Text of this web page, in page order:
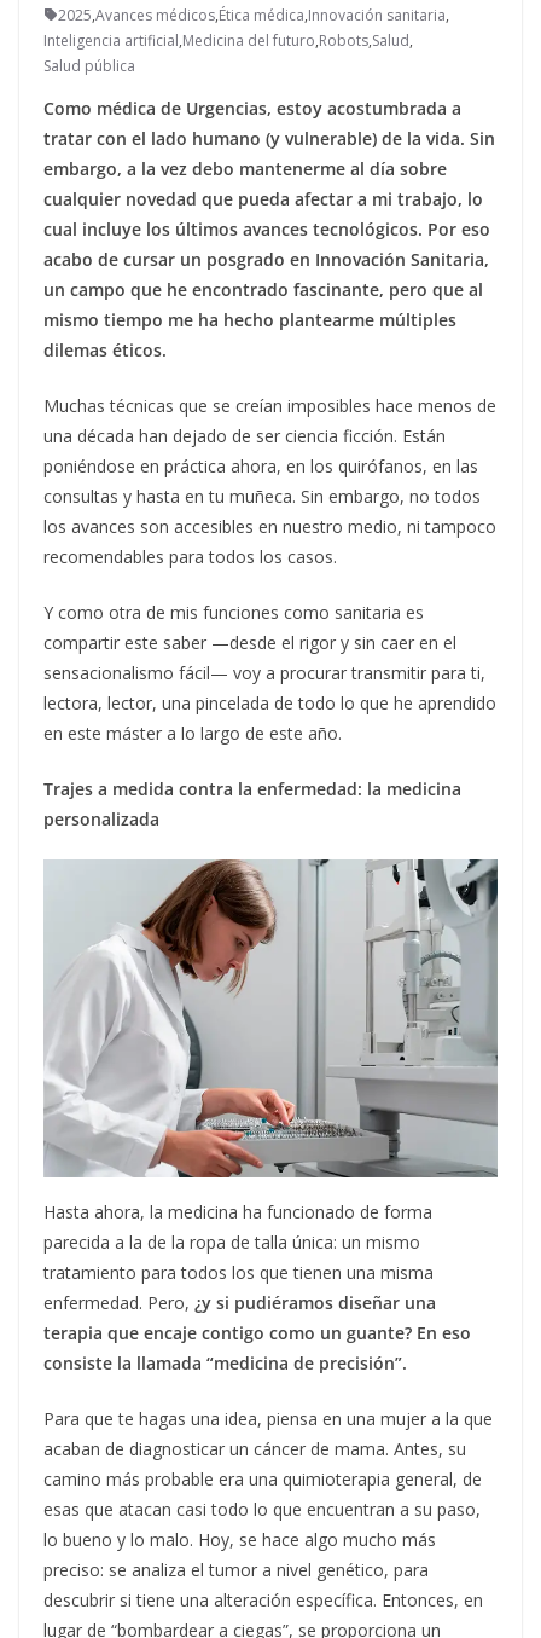
2025,Avances médicos,Ética médica,Innovación sanitaria,
Inteligencia artificial,Medicina del futuro,Robots,Salud,
Salud pública
Como médica de Urgencias, estoy acostumbrada a
tratar con el lado humano (y vulnerable) de la vida. Sin
embargo, a la vez debo mantenerme al día sobre
cualquier novedad que pueda afectar a mi trabajo, lo
cual incluye los últimos avances tecnológicos. Por eso
acabo de cursar un posgrado en Innovación Sanitaria,
un campo que he encontrado fascinante, pero que al
mismo tiempo me ha hecho plantearme múltiples
dilemas éticos.
Muchas técnicas que se creían imposibles hace menos de
una década han dejado de ser ciencia ficción. Están
poniéndose en práctica ahora, en los quirófanos, en las
consultas y hasta en tu muñeca. Sin embargo, no todos
los avances son accesibles en nuestro medio, ni tampoco
recomendables para todos los casos.
Y como otra de mis funciones como sanitaria es
compartir este saber —desde el rigor y sin caer en el
sensacionalismo fácil— voy a procurar transmitir para ti,
lectora, lector, una pincelada de todo lo que he aprendido
en este máster a lo largo de este año.
Trajes a medida contra la enfermedad: la medicina
personalizada
Hasta ahora, la medicina ha funcionado de forma
parecida a la de la ropa de talla única: un mismo
tratamiento para todos los que tienen una misma
enfermedad. Pero, ¿y si pudiéramos diseñar una
terapia que encaje contigo como un guante? En eso
consiste la llamada “medicina de precisión”.
Para que te hagas una idea, piensa en una mujer a la que
acaban de diagnosticar un cáncer de mama. Antes, su
camino más probable era una quimioterapia general, de
esas que atacan casi todo lo que encuentran a su paso,
lo bueno y lo malo. Hoy, se hace algo mucho más
preciso: se analiza el tumor a nivel genético, para
descubrir si tiene una alteración específica. Entonces, en
lugar de “bombardear a ciegas”, se proporciona un